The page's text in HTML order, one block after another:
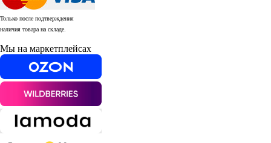
Только после подтверждения
наличия товара на складе.
Мы на маркетплейсах